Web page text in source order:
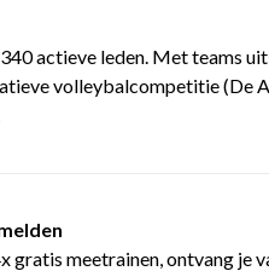
actieve leden. Met teams
volleybalcompetitie
gratis meetrainen, ontvang je